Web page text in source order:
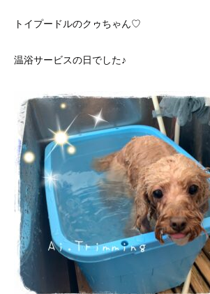
トイプードルのクゥちゃん♡
温浴サービスの日でした♪